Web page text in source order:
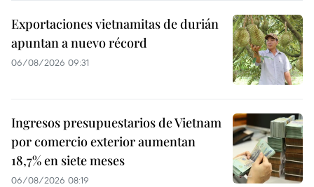
Exportaciones vietnamitas de durián
apuntan a nuevo récord
06/08/2026 09:31
Ingresos presupuestarios de Vietnam
por comercio exterior aumentan
18,7% en siete meses
06/08/2026 08:19